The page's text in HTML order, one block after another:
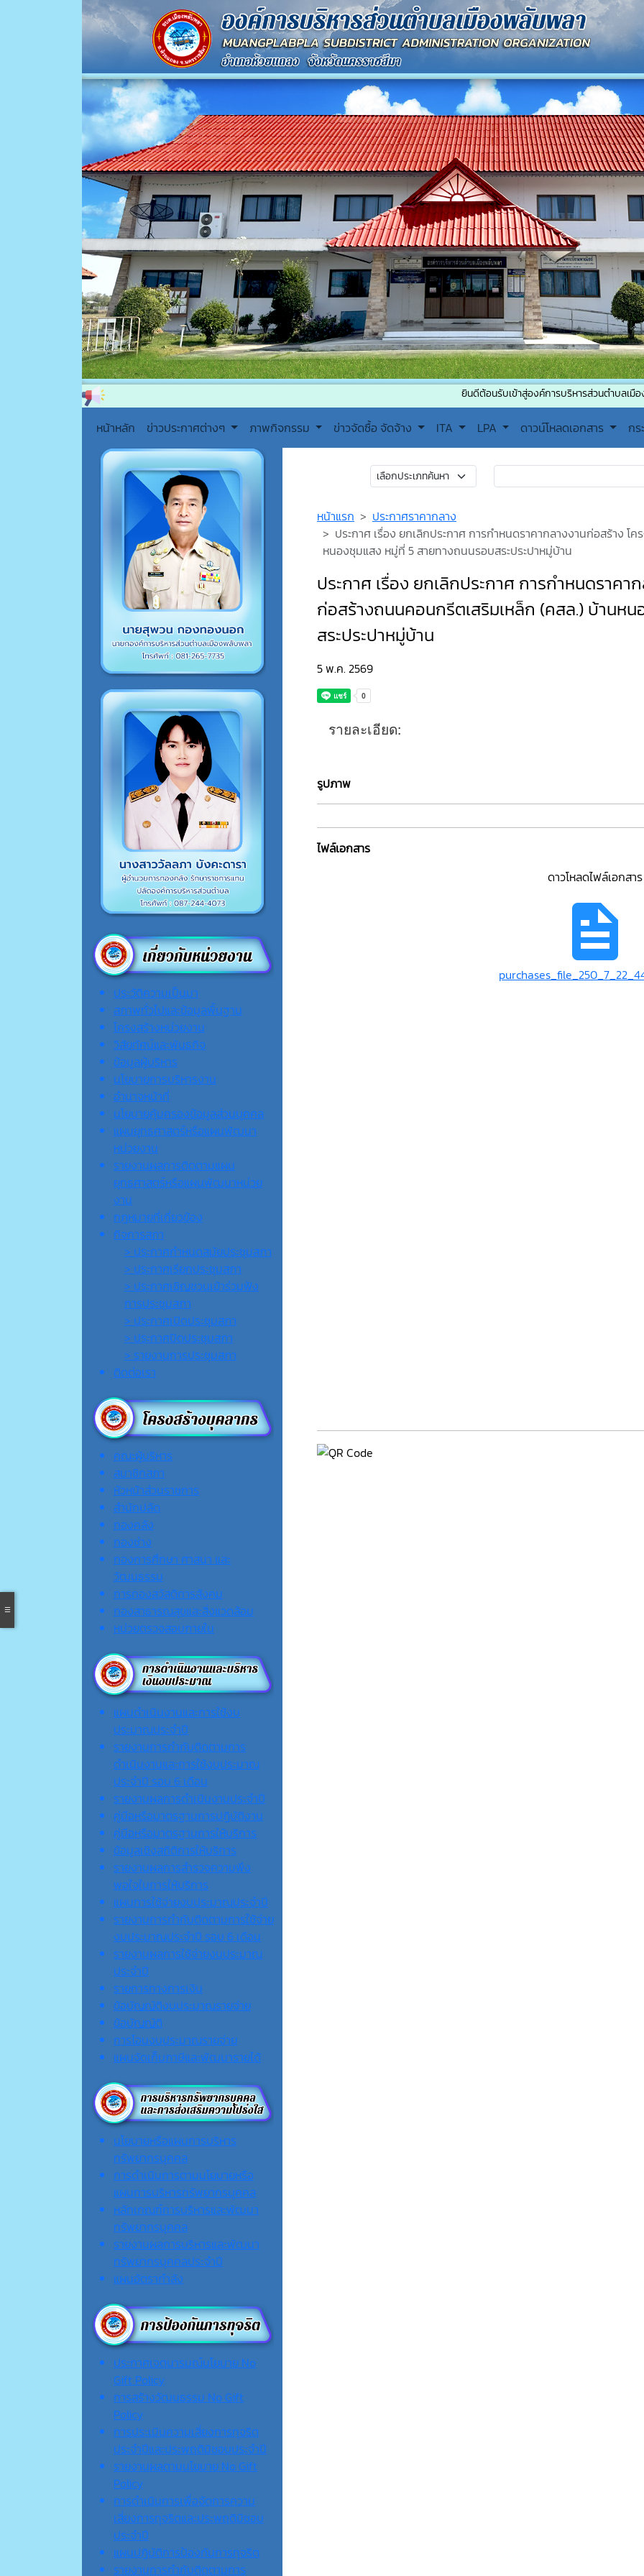
ยินดีต้อนรับเข้าสู่องค์การบริหารส่วนตำบลเมืองพลับพลา ติ
หน้าหลัก ข่าวประกาศต่างๆ ภาพกิจกรรม ข่าวจัดซื้อ จัดจ้าง ITA LPA ดาวน์โหลดเอกสาร กร
ประวัติความเป็นมา
สภาพทั่วไปและข้อมูลพื้นฐาน
โครงสร้างหน่วยงาน
วิสัยทัศน์และพันธกิจ
ข้อมูลผู้บริหาร
นโยบายการบริหารงาน
อำนาจหน้าที่
นโยบายคุ้มครองข้อมูลส่วนบุคคล
แผนยุทธศาสตร์หรือแผนพัฒนา
หน่วยงาน
รายงานผลการติดตามแผน
ยุทธศาสตร์หรือแผนพัฒนาหน่วย
งาน
กฎหมายที่เกี่ยวข้อง
กิจการสภา
> ประกาศกำหนดสมัยประชุมสภา
> ประกาศเรียกประชุมสภา
> ประกาศเชิญชวนเข้าร่วมฟัง
การประชุมสภา
> ประกาศเปิดประชุมสภา
> ประกาศปิดประชุมสภา
> รายงานการประชุมสภา
ติดต่อเรา
คณะผู้บริหาร
สมาชิกสภา
หัวหน้าส่วนราชการ
สำนักปลัด
กองคลัง
กองช่าง
กองการศึกษา ศาสนา และ
วัฒนธรรม
การกองสวัสดิการสังคม
กองสาธารณสุขและสิ่งแวดล้อม
หน่วยตรวจสอบภายใน
แผนดำเนินงานและการใช้งบ
ประมาณประจำปี
รายงานการกำกับติดตามการ
ดำเนินงานและการใช้งบประมาณ
ประจำปี รอบ 6 เดือน
รายงานผลการดำเนินงานประจำปี
คู่มือหรือมาตรฐานการปฏิบัติงาน
คู่มือหรือมาตรฐานการให้บริการ
ข้อมูลเชิงสถิติการให้บริการ
รายงานผลการสำรวจความพึง
พอใจในการให้บริการ
แผนการใช้จ่ายงบประมาณประจำปี
รายงานการกำกับติดตามการใช้จ่าย
งบประมาณประจำปี รอบ 6 เดือน
รายงานผลการใช้จ่ายงบประมาณ
ประจำปี
รายการทางการเงิน
ข้อบัญญัติงบประมาณรายจ่าย
ข้อบัญญัติ
การโอนงบประมาณรายจ่าย
แผนจัดเก็บภาษีและพัฒนารายได้
นโยบายหรือแผนการบริหาร
ทรัพยากรบุคคล
การดำเนินการตามนโยบายหรือ
แผนการบริหารทรัพยากรบุคคล
หลักเกณฑ์การบริหารและพัฒนา
ทรัพยากรบุคคล
รายงานผลการบริหารและพัฒนา
ทรัพยากรบุคคลประจำปี
แผนอัตรากำลัง
ประกาศเจตนารมณ์นโยบาย No
Gift Policy
การสร้างวัฒนธรรม No Gift
Policy
การประเมินความเสี่ยงการทุจริต
ประจำปีและประพฤติมิชอบประจำปี
รายงานผลตามนโยบาย No Gift
Policy
การดำเนินการเพื่อจัดการความ
เสี่ยงการทุจริตและประพฤติมิชอบ
ประจำปี
แผนปฏิบัติการป้องกันการทุจริต
รายงานการกำกับติดตามการ
หน้าแรก
ประกาศราคากลาง
ประกาศ เรื่อง ยกเลิกประกาศ การกำหนดราคากลางงานก่อสร้าง
หนองชุมแสง หมู่ที่ 5 สายทางถนนรอบสระประปาหมู่บ้าน
ประกาศ เรื่อง ยกเลิกประกาศ การกำหนดราคา
ก่อสร้างถนนคอนกรีตเสริมเหล็ก (คสล.) บ้านห
สระประปาหมู่บ้าน
5 พ.ค. 2569
รายละเอียด:
รูปภาพ
ไฟล์เอกสาร
ดาวโหลดไฟล์เอกสาร